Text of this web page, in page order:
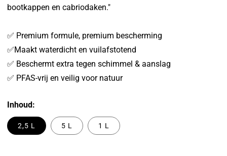
bootkappen en cabriodaken."
✅ Premium formule, premium bescherming
✅Maakt waterdicht en vuilafstotend
✅ Beschermt extra tegen schimmel & aanslag
✅ PFAS-vrij en veilig voor natuur
Inhoud
2,5 L 5 L 1 L